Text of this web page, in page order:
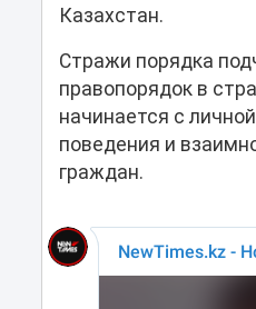
Казахстан.
Стражи порядка
правопорядок в
начинается с
поведения и
граждан.